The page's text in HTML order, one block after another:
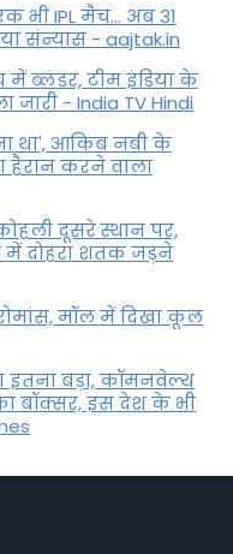
भी IPL मैच... अब 31
संन्यास - aajtak.in
ब्लंडर, टीम इंडिया के
- India TV Hindi
था', आकिब नबी के
हैरान करने वाला
दूसरे स्थान पर,
में दोहरा शतक जड़ने
मॉल में द‍िखा कूल
बड़ा, कॉमनवेल्थ
बॉक्सर, इस देश के भी